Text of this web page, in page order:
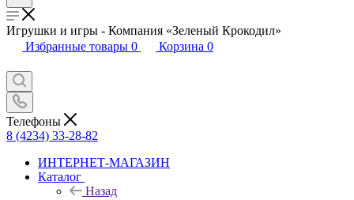
Игрушки и игры - Компания «Зеленый Крокодил»
Избранные товары 0 Корзина 0
Телефоны
8 (4234) 33-28-82
ИНТЕРНЕТ-МАГАЗИН
Каталог
Назад